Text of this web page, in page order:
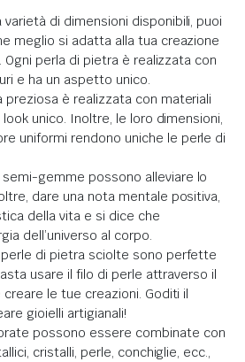
varietà di dimensioni disponibili, puoi
meglio si adatta alla tua creazione
perla di pietra è realizzata con
e ha un aspetto unico.
preziosa è realizzata con materiali
unico. Inoltre, le loro dimensioni,
uniformi rendono uniche le perle di
semi-gemme possono alleviare lo
dare una nota mentale positiva,
della vita e si dice che
dell’universo al corpo.
di pietra sciolte sono perfette
usare il filo di perle attraverso il
le tue creazioni. Goditi il
gioielli artigianali!
possono essere combinate con
cristalli, perle, conchiglie, ecc.,